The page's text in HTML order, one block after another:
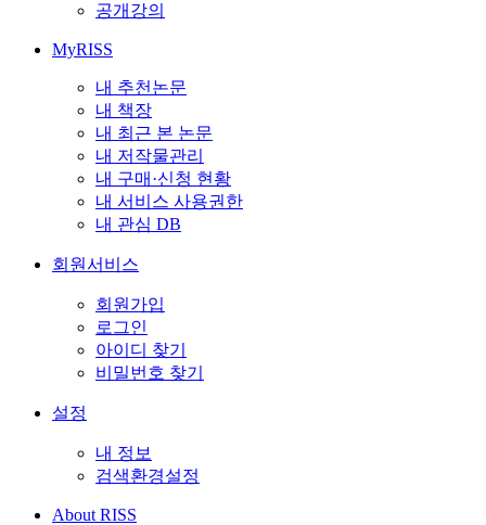
공개강의
MyRISS
내 추천논문
내 책장
내 최근 본 논문
내 저작물관리
내 구매·신청 현황
내 서비스 사용권한
내 관심 DB
회원서비스
회원가입
로그인
아이디 찾기
비밀번호 찾기
설정
내 정보
검색환경설정
About RISS